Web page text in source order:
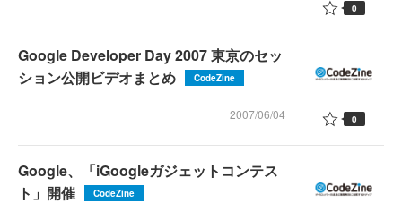
0
Google Developer Day 2007 東京のセッ
ション公開ビデオまとめ
CodeZine
2007/06/04 0
Google、「iGoogleガジェットコンテス
ト」開催
CodeZine